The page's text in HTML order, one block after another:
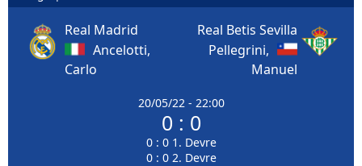
Real Madrid
Ancelotti,
Carlo
20/05/22 - 22:00
0 : 0
0 : 0 1. Devre
0 : 0 2. Devre
Real Betis Sevilla
Pellegrini,
Manuel